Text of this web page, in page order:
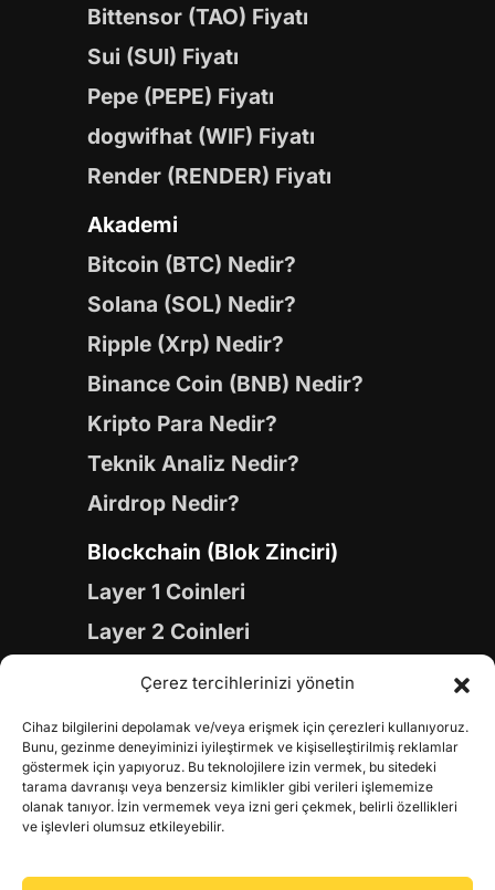
Çerez tercihlerinizi yönetin
Cihaz bilgilerini depolamak ve/veya erişmek için çerezleri kullanıyoruz.
Bunu, gezinme deneyiminizi iyileştirmek ve kişiselleştirilmiş reklamlar
göstermek için yapıyoruz. Bu teknolojilere izin vermek, bu sitedeki
tarama davranışı veya benzersiz kimlikler gibi verileri işlememize
olanak tanıyor. İzin vermemek veya izni geri çekmek, belirli özellikleri
ve işlevleri olumsuz etkileyebilir.
Bittensor (TAO) Fiyatı
Sui (SUI) Fiyatı
Pepe (PEPE) Fiyatı
dogwifhat (WIF) Fiyatı
Render (RENDER) Fiyatı
Akademi
Bitcoin (BTC) Nedir?
Solana (SOL) Nedir?
Ripple (Xrp) Nedir?
Binance Coin (BNB) Nedir?
Kripto Para Nedir?
Teknik Analiz Nedir?
Airdrop Nedir?
Blockchain (Blok Zinciri)
Layer 1 Coinleri
Layer 2 Coinleri
Yapay Zeka (AI) Coinleri
Gaming Coinleri
RWA Coinleri
DeFi Coinleri
DePIN Coinleri